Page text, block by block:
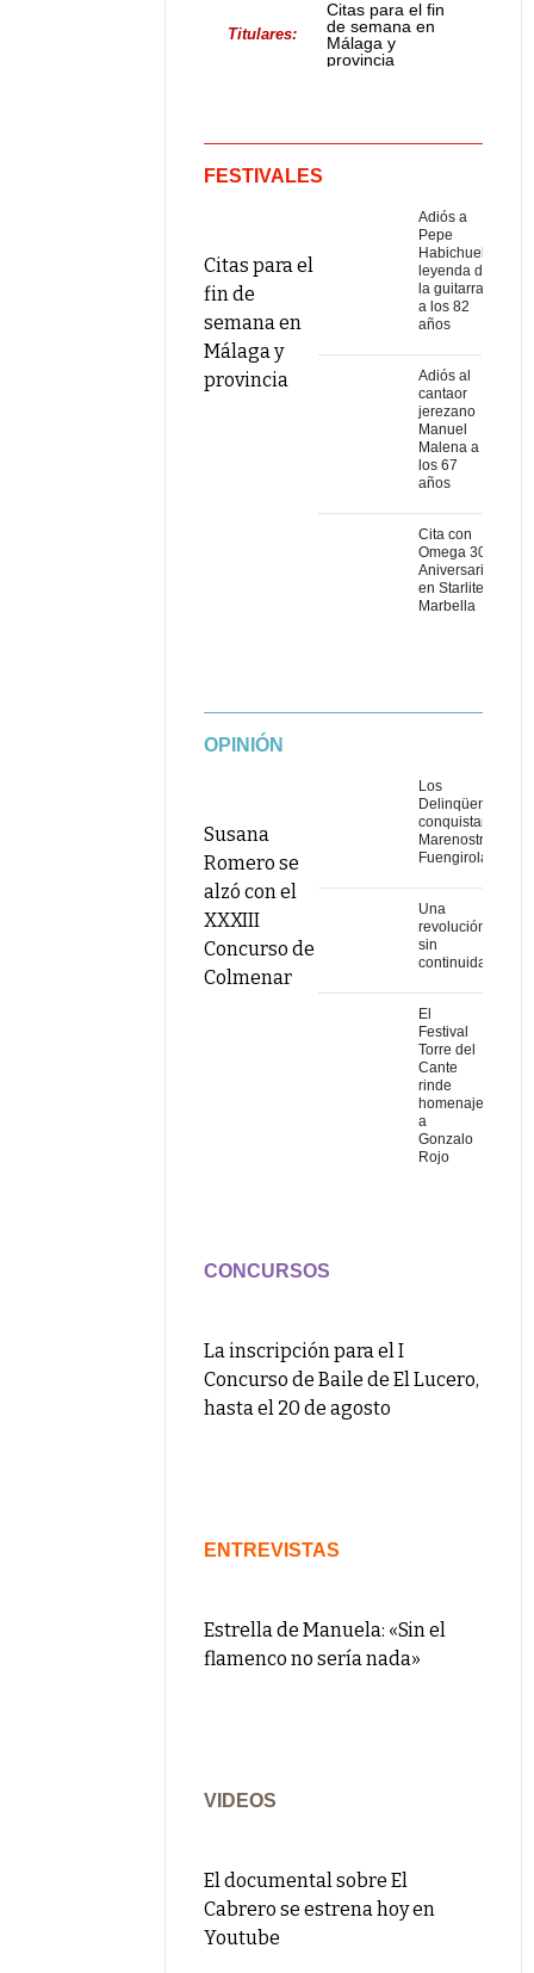
Titulares:
Citas para el fin
de semana en
Málaga y
provincia
FESTIVALES
Citas para el
fin de
semana en
Málaga y
provincia
Adiós a
Pepe
Habichuela,
leyenda de
la guitarra,
a los 82
años
Adiós al
cantaor
jerezano
Manuel
Malena a
los 67
años
Cita con
Omega 30
Aniversario
en Starlite
Marbella
OPINIÓN
Susana
Romero se
alzó con el
XXXIII
Concurso de
Colmenar
Los
Delinqüentes
conquistan
Marenostrum
Fuengirola
Una
revolución
sin
continuidad
El
Festival
Torre del
Cante
rinde
homenaje
a
Gonzalo
Rojo
CONCURSOS
La inscripción para el I
Concurso de Baile de El Lucero,
hasta el 20 de agosto
ENTREVISTAS
Estrella de Manuela: «Sin el
flamenco no sería nada»
VIDEOS
El documental sobre El
Cabrero se estrena hoy en
Youtube